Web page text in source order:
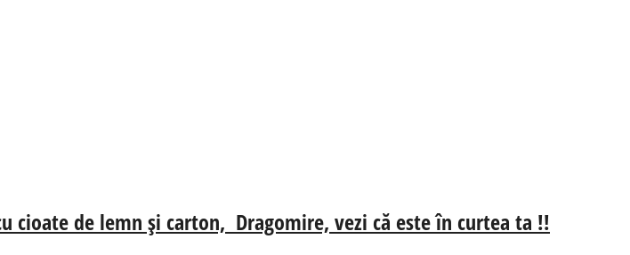
cioate de lemn și carton, Dragomire, vezi că este în curtea ta !!